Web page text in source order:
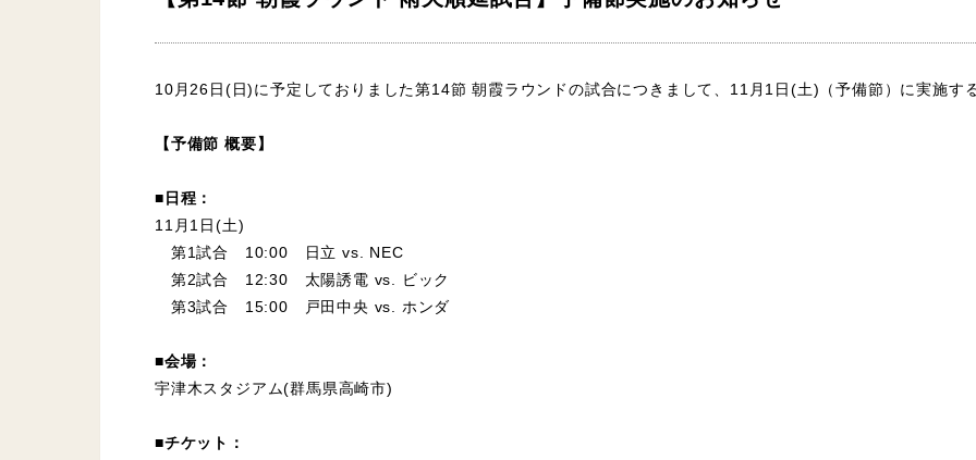
10月26日(日)に予定しておりました第14節 朝霞ラウンドの試合につきまして、11月1日(土)（予備節）に実施す
【予備節 概要】
■日程：
11月1日(土)
第1試合 10:00 日立 vs. NEC
第2試合 12:30 太陽誘電 vs. ビック
第3試合 15:00 戸田中央 vs. ホンダ
■会場：
宇津木スタジアム(群馬県高崎市)
■チケット：